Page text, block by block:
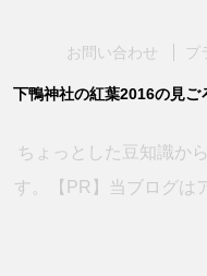
お問い合わせ プ
下鴨神社の紅葉2016の見ご
ちょっとした豆知識か
す。【PR】当ブログは